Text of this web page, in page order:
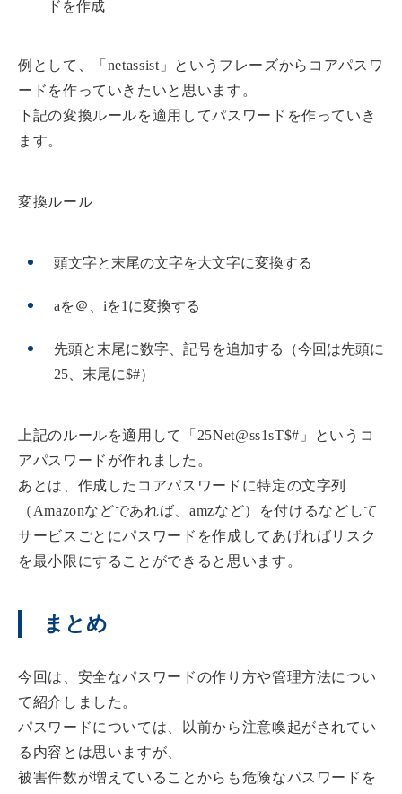
ドを作成
例として、「netassist」というフレーズからコアパスワ
ードを作っていきたいと思います。
下記の変換ルールを適用してパスワードを作っていき
ます。
変換ルール
頭文字と末尾の文字を大文字に変換する
aを＠、iを1に変換する
先頭と末尾に数字、記号を追加する（今回は先頭に
25、末尾に$#）
上記のルールを適用して「25Net@ss1sT$#」というコ
アパスワードが作れました。
あとは、作成したコアパスワードに特定の文字列
（Amazonなどであれば、amzなど）を付けるなどして
サービスごとにパスワードを作成してあげればリスク
を最小限にすることができると思います。
まとめ
今回は、安全なパスワードの作り方や管理方法につい
て紹介しました。
パスワードについては、以前から注意喚起がされてい
る内容とは思いますが、
被害件数が増えていることからも危険なパスワードを